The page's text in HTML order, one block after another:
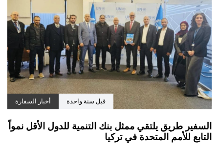
قبل سنة واحدة أخبار السفارة
السفير طريق يلتقي ممثل بنك التنمية للدول الأقل نمواً
التابع للأمم المتحدة في تركيا